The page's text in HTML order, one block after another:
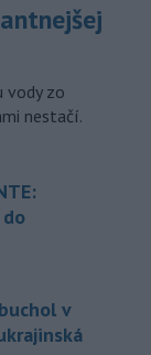
vody zo
nestačí.
v